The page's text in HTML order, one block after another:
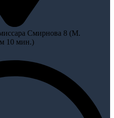
Смирнова 8 (М.
10 мин.)